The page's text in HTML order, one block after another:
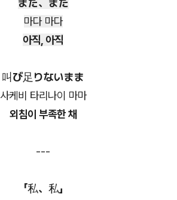
まだ、まだ
마다 마다
아직, 아직
叫び足りないまま
사케비 타리나이 마마
외침이 부족한 채
---
「私、私」